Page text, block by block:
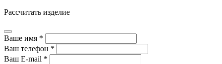
Рассчитать изделие
Ваше имя *
Ваш телефон *
Ваш E-mail *